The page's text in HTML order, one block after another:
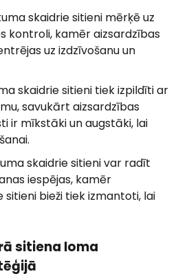
skaidrie sitieni mērķē uz
kontroli, kamēr aizsardzības
uz izdzīvošanu un
skaidrie sitieni tiek izpildīti ar
savukārt aizsardzības
ir mīkstāki un augstāki, lai
skaidrie sitieni var radīt
iespējas, kamēr
sitieni bieži tiek izmantoti, lai
sitiena loma